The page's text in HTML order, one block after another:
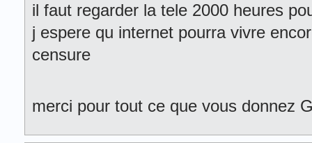
il faut regarder la tele 2000 heures
j espere qu internet pourra vivre
censure
merci pour tout ce que vous donnez